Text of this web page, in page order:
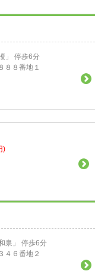
」 停歩6分
８８番地１
)
泉」 停歩6分
４６番地２